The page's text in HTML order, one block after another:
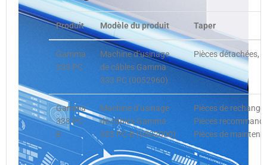
Produit Modèle du produit Taper
Gamma
333 PC
Machine d’usinage
de câbles Gamma
333 PC (0052960)
Pièces détachées,
Gamma
333 PC-
B
Machine d’usinage
de câbles Gamma
333 PC-B (0302000)
Pièces de
Pièces
Pièces de